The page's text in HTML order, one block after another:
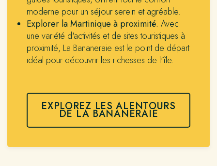
moderne pour un séjour serein et agréable.
Explorer la Martinique à proximité. Avec
une variété d'activités et de sites touristiques à
proximité, La Bananeraie est le point de départ
idéal pour découvrir les richesses de l'île.
EXPLOREZ LES ALENTOURS
DE LA BANANERAIE